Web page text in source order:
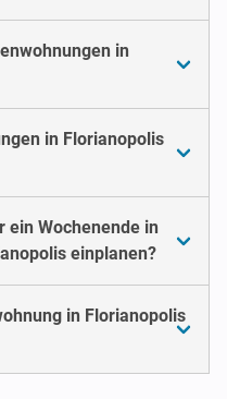
in
in Florianopolis
ein Wochenende in
einplanen?
in Florianopolis